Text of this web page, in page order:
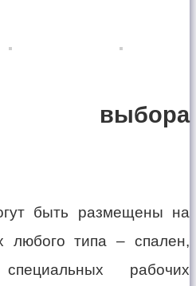
выбора
быть размещены на
любого типа – спален,
рабочих